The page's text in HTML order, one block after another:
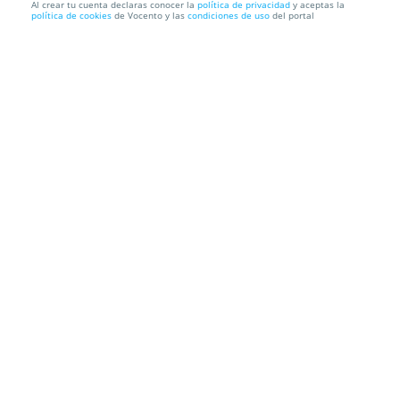
Limpieza profesional a domicilio ¡Incluidos pisos
Al crear tu cuenta declaras conocer la política de privacidad y aceptas la
política de cookies de Vocento y las condiciones de uso del portal